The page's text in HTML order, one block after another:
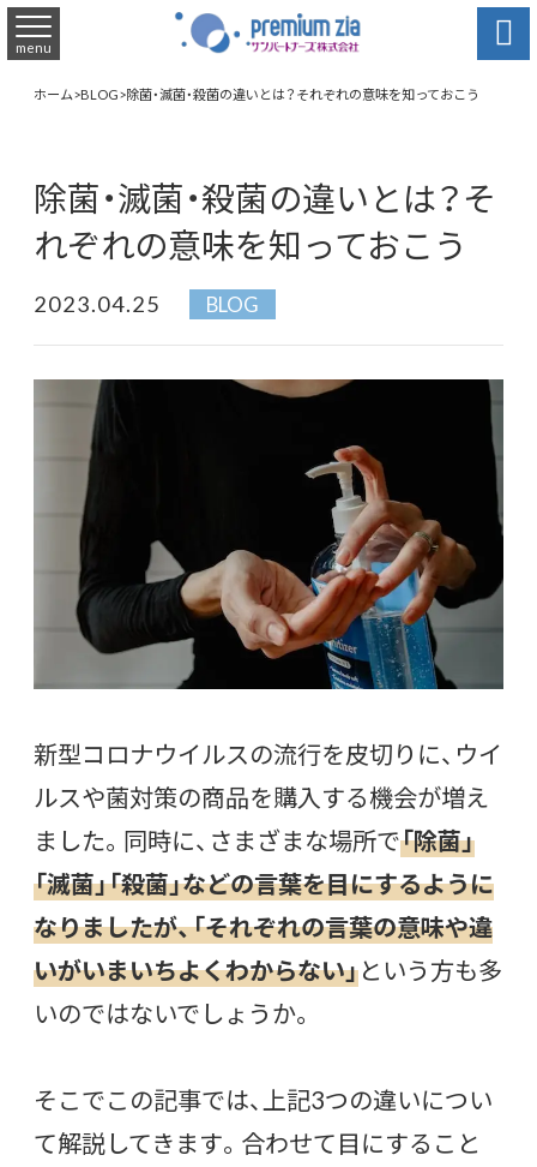
menu 
ホーム>BLOG>除菌・滅菌・殺菌の違いとは？それぞれの意味を知っておこう
除菌・滅菌・殺菌の違いとは？そ
れぞれの意味を知っておこう
2023.04.25 BLOG
新型コロナウイルスの流行を皮切りに、ウイ
ルスや菌対策の商品を購入する機会が増え
ました。同時に、さまざまな場所で「除菌」
「滅菌」「殺菌」などの言葉を目にするように
なりましたが、「それぞれの言葉の意味や違
いがいまいちよくわからない」という方も多
いのではないでしょうか。
そこでこの記事では、上記3つの違いについ
て解説してきます。合わせて目にすること